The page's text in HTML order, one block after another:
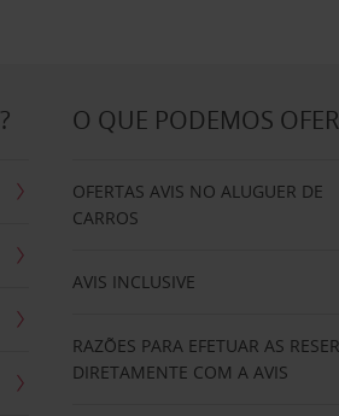
O QUE PODEMOS
OFERTAS AVIS NO ALUGUER DE
CARROS
AVIS INCLUSIVE
RAZÕES PARA EFETUAR AS
DIRETAMENTE COM A AVIS